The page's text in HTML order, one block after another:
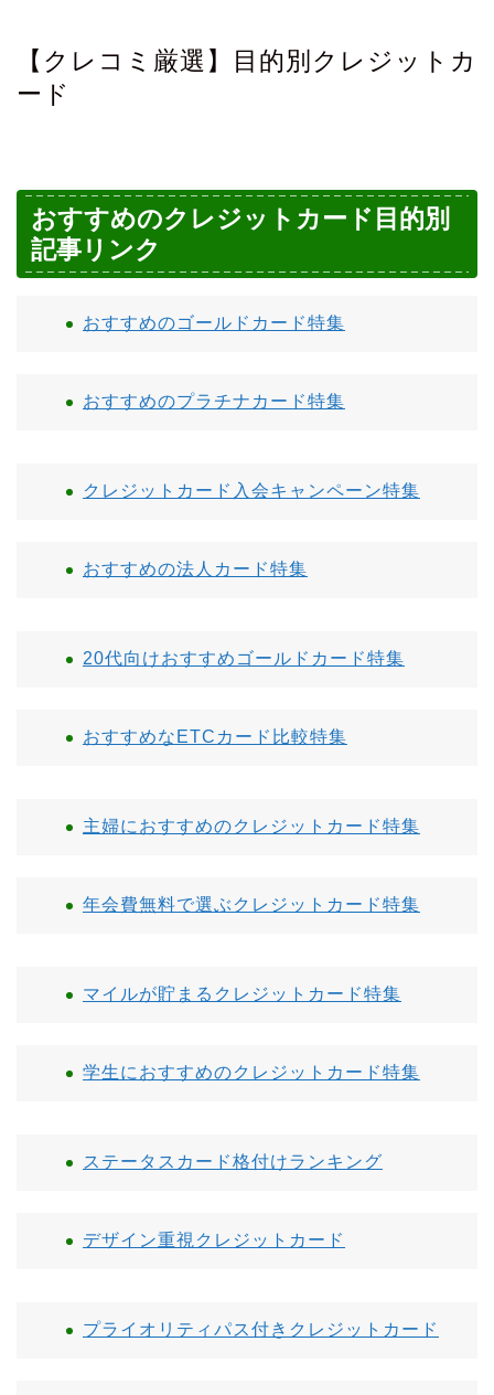
【クレコミ厳選】目的別クレジットカ
ード
おすすめのクレジットカード目的別
記事リンク
おすすめのゴールドカード特集
おすすめのプラチナカード特集
クレジットカード入会キャンペーン特集
おすすめの法人カード特集
20代向けおすすめゴールドカード特集
おすすめなETCカード比較特集
主婦におすすめのクレジットカード特集
年会費無料で選ぶクレジットカード特集
マイルが貯まるクレジットカード特集
学生におすすめのクレジットカード特集
ステータスカード格付けランキング
デザイン重視クレジットカード
プライオリティパス付きクレジットカード